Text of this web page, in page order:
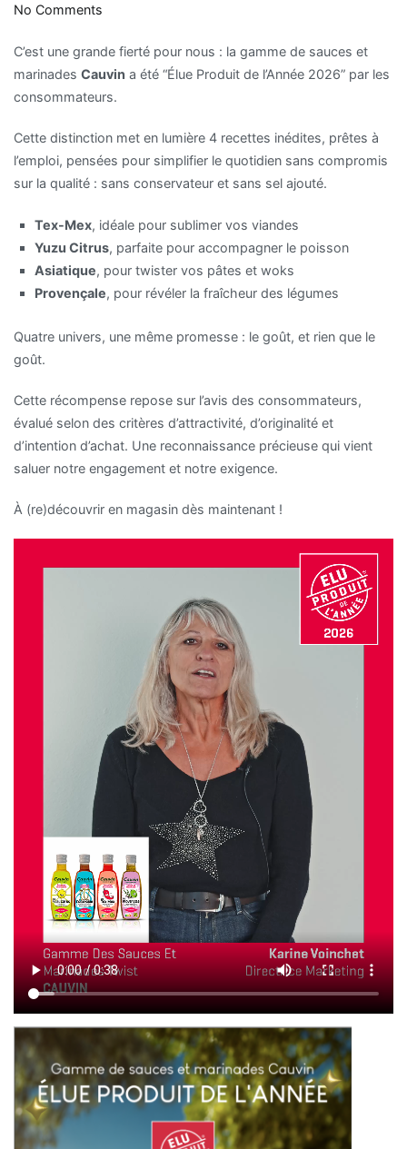
No Comments
C’est une grande fierté pour nous : la gamme de sauces et
marinades Cauvin a été “Élue Produit de l’Année 2026” par les
consommateurs.
Cette distinction met en lumière 4 recettes inédites, prêtes à
l’emploi, pensées pour simplifier le quotidien sans compromis
sur la qualité : sans conservateur et sans sel ajouté.
Tex-Mex, idéale pour sublimer vos viandes
Yuzu Citrus, parfaite pour accompagner le poisson
Asiatique, pour twister vos pâtes et woks
Provençale, pour révéler la fraîcheur des légumes
Quatre univers, une même promesse : le goût, et rien que le
goût.
Cette récompense repose sur l’avis des consommateurs,
évalué selon des critères d’attractivité, d’originalité et
d’intention d’achat. Une reconnaissance précieuse qui vient
saluer notre engagement et notre exigence.
À (re)découvrir en magasin dès maintenant !